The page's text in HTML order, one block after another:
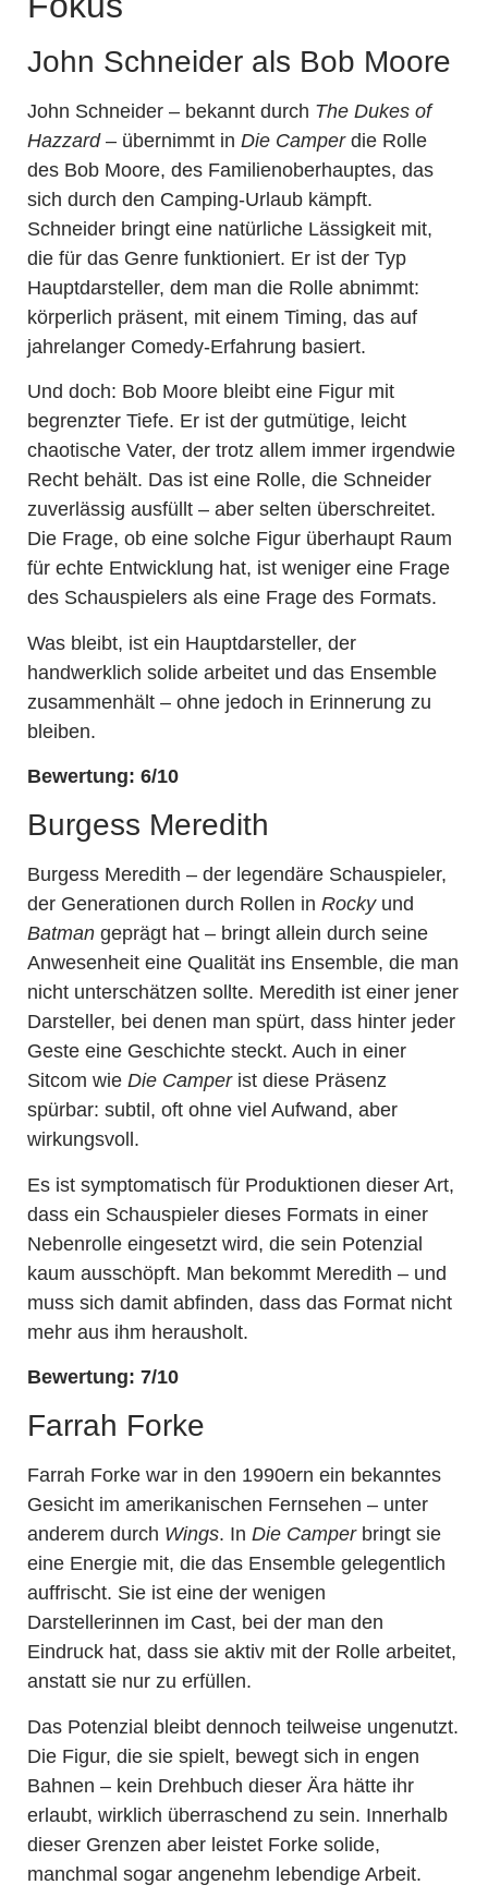
John Schneider als Bob Moore
John Schneider – bekannt durch The Dukes of
Hazzard– übernimmt in Die Camperdie Rolle
des Bob Moore, des Familienoberhauptes, das
sich durch den Camping-Urlaub kämpft.
Schneider bringt eine natürliche Lässigkeit mit,
die für das Genre funktioniert. Er ist der Typ
Hauptdarsteller, dem man die Rolle abnimmt:
körperlich präsent, mit einem Timing, das auf
jahrelanger Comedy-Erfahrung basiert.
Und doch: Bob Moore bleibt eine Figur mit
begrenzter Tiefe. Er ist der gutmütige, leicht
chaotische Vater, der trotz allem immer irgendwie
Recht behält. Das ist eine Rolle, die Schneider
zuverlässig ausfüllt – aber selten überschreitet.
Die Frage, ob eine solche Figur überhaupt Raum
für echte Entwicklung hat, ist weniger eine Frage
des Schauspielers als eine Frage des Formats.
Was bleibt, ist ein Hauptdarsteller, der
handwerklich solide arbeitet und das Ensemble
zusammenhält – ohne jedoch in Erinnerung zu
bleiben.
Bewertung: 6/10
Burgess Meredith
Burgess Meredith – der legendäre Schauspieler,
der Generationen durch Rollen in Rockyund
Batman geprägt hat – bringt allein durch seine
Anwesenheit eine Qualität ins Ensemble, die man
nicht unterschätzen sollte. Meredith ist einer jener
Darsteller, bei denen man spürt, dass hinter jeder
Geste eine Geschichte steckt. Auch in einer
Sitcom wie Die Camperist diese Präsenz
spürbar: subtil, oft ohne viel Aufwand, aber
wirkungsvoll.
Es ist symptomatisch für Produktionen dieser Art,
dass ein Schauspieler dieses Formats in einer
Nebenrolle eingesetzt wird, die sein Potenzial
kaum ausschöpft. Man bekommt Meredith – und
muss sich damit abfinden, dass das Format nicht
mehr aus ihm herausholt.
Bewertung: 7/10
Farrah Forke
Farrah Forke war in den 1990ern ein bekanntes
Gesicht im amerikanischen Fernsehen – unter
anderem durch Wings. In Die Camperbringt sie
eine Energie mit, die das Ensemble gelegentlich
auffrischt. Sie ist eine der wenigen
Darstellerinnen im Cast, bei der man den
Eindruck hat, dass sie aktiv mit der Rolle arbeitet,
anstatt sie nur zu erfüllen.
Das Potenzial bleibt dennoch teilweise ungenutzt.
Die Figur, die sie spielt, bewegt sich in engen
Bahnen – kein Drehbuch dieser Ära hätte ihr
erlaubt, wirklich überraschend zu sein. Innerhalb
dieser Grenzen aber leistet Forke solide,
manchmal sogar angenehm lebendige Arbeit.